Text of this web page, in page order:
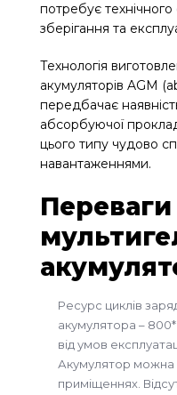
потребує
зберігання та
Технологія
акумуляторів AGM
передбачає
абсорбуючої
цього типу чудово
навантаженнями.
Переваги
Ресурс циклів
акумулятора –
від умов
Акумулятор можна
приміщеннях.